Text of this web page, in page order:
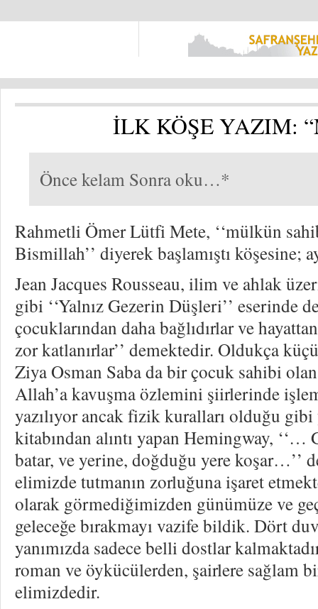
İLK KÖŞE YAZIM:
Önce kelam Sonra oku…*
Rahmetli Ömer Lütfi Mete, ‘‘mülkün
Bismillah’’ diyerek başlamıştı köşesine;
Jean Jacques Rousseau, ilim ve ahlak
gibi ‘‘Yalnız Gezerin Düşleri’’ eserinde
çocuklarından daha bağlıdırlar ve
zor katlanırlar’’ demektedir. Oldukça
Ziya Osman Saba da bir çocuk sahibi
Allah’a kavuşma özlemini şiirlerinde
yazılıyor ancak fizik kuralları olduğu
kitabından alıntı yapan Hemingway, ‘‘…
batar, ve yerine, doğduğu yere koşar…’’
elimizde tutmanın zorluğuna işaret
olarak görmediğimizden günümüze ve
geleceğe bırakmayı vazife bildik. Dört
yanımızda sadece belli dostlar
roman ve öykücülerden, şairlere sağlam
elimizdedir.